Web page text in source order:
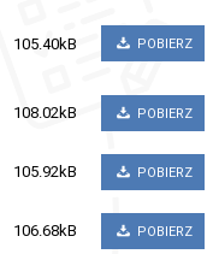
105.40kB POBIERZ
108.02kB POBIERZ
105.92kB POBIERZ
106.68kB POBIERZ